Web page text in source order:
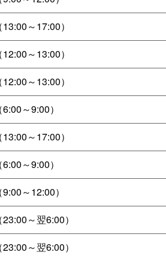
～17:00）
～13:00）
～13:00）
～9:00）
～17:00）
～9:00）
～12:00）
～翌6:00）
～翌6:00）